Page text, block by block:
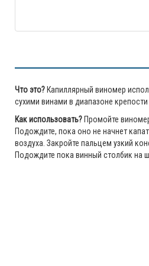
Что это? Капиллярный виномер
сухими винами в диапазоне
Как использовать? Промойте
Подождите, пока оно не начнет
воздуха. Закройте пальцем узкий
Подождите пока винный столбик на